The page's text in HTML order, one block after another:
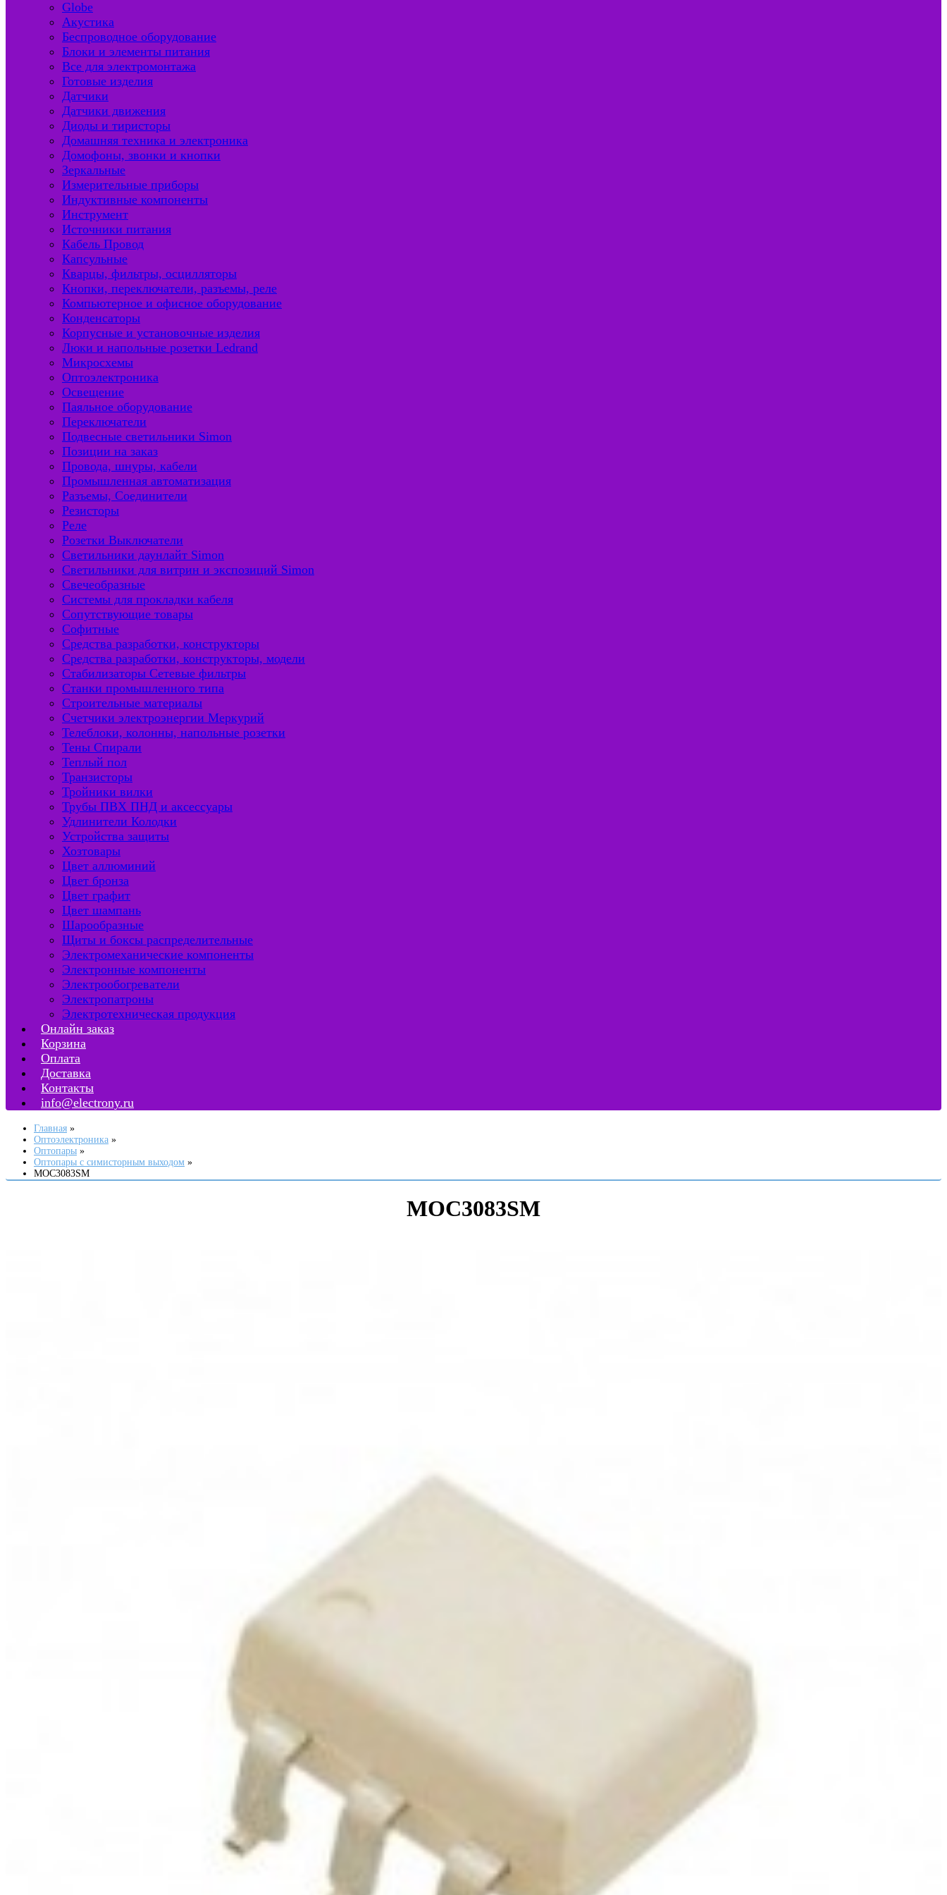
Globe
Акустика
Беспроводное оборудование
Блоки и элементы питания
Все для электромонтажа
Готовые изделия
Датчики
Датчики движения
Диоды и тиристоры
Домашняя техника и электроника
Домофоны, звонки и кнопки
Зеркальные
Измерительные приборы
Индуктивные компоненты
Инструмент
Источники питания
Кабель Провод
Капсульные
Кварцы, фильтры, осцилляторы
Кнопки, переключатели, разъемы, реле
Компьютерное и офисное оборудование
Конденсаторы
Корпусные и установочные изделия
Люки и напольные розетки Ledrand
Микросхемы
Оптоэлектроника
Освещение
Паяльное оборудование
Переключатели
Подвесные светильники Simon
Позиции на заказ
Провода, шнуры, кабели
Промышленная автоматизация
Разъемы, Соединители
Резисторы
Реле
Розетки Выключатели
Светильники даунлайт Simon
Светильники для витрин и экспозиций Simon
Свечеобразные
Системы для прокладки кабеля
Сопутствующие товары
Софитные
Средства разработки, конструкторы
Средства разработки, конструкторы, модели
Стабилизаторы Сетевые фильтры
Станки промышленного типа
Строительные материалы
Счетчики электроэнергии Меркурий
Телеблоки, колонны, напольные розетки
Тены Спирали
Теплый пол
Транзисторы
Тройники вилки
Трубы ПВХ ПНД и аксессуары
Удлинители Колодки
Устройства защиты
Хозтовары
Цвет аллюминий
Цвет бронза
Цвет графит
Цвет шампань
Шарообразные
Щиты и боксы распределительные
Электромеханические компоненты
Электронные компоненты
Электрообогреватели
Электропатроны
Электротехническая продукция
Онлайн заказ
Корзина
Оплата
Доставка
Контакты
info@electrony.ru
Главная
Оптоэлектроника
Оптопары
Оптопары с симисторным выходом
MOC3083SM
MOC3083SM